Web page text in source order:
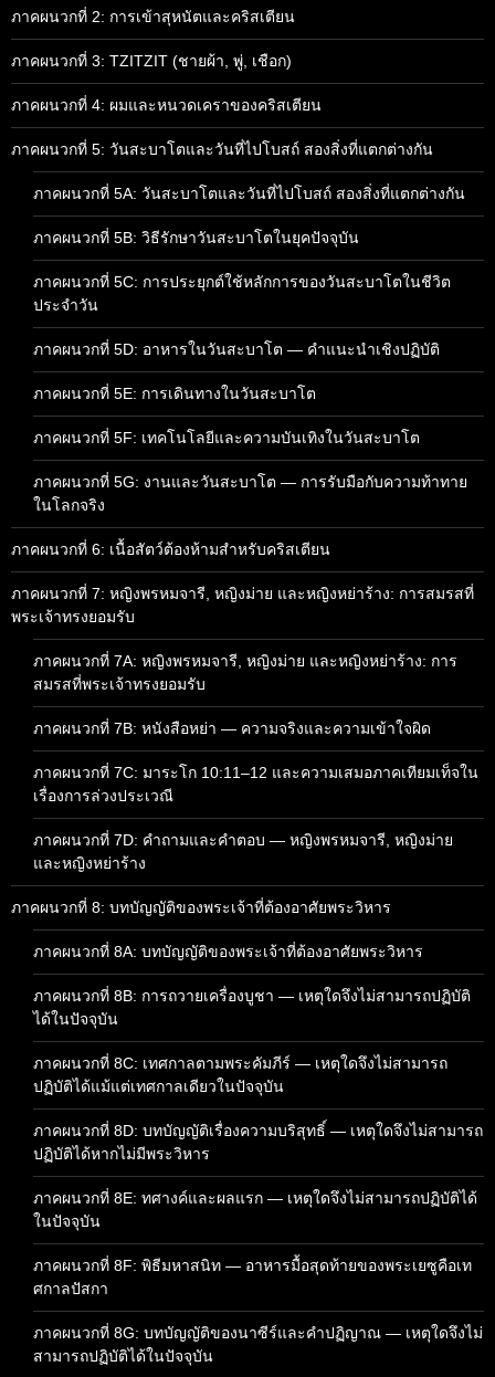
ภาคผนวกที่ 2: การเข้าสุหนัตและคริสเตียน
ภาคผนวกที่ 3: TZITZIT (ชายผ้า, พู่, เชือก)
ภาคผนวกที่ 4: ผมและหนวดเคราของคริสเตียน
ภาคผนวกที่ 5: วันสะบาโตและวันที่ไปโบสถ์ สองสิ่งที่แตกต่างกัน
ภาคผนวกที่ 5A: วันสะบาโตและวันที่ไปโบสถ์ สองสิ่งที่แตกต่างกัน
ภาคผนวกที่ 5B: วิธีรักษาวันสะบาโตในยุคปัจจุบัน
ภาคผนวกที่ 5C: การประยุกต์ใช้หลักการของวันสะบาโตในชีวิต
ประจำวัน
ภาคผนวกที่ 5D: อาหารในวันสะบาโต — คำแนะนำเชิงปฏิบัติ
ภาคผนวกที่ 5E: การเดินทางในวันสะบาโต
ภาคผนวกที่ 5F: เทคโนโลยีและความบันเทิงในวันสะบาโต
ภาคผนวกที่ 5G: งานและวันสะบาโต — การรับมือกับความท้าทาย
ในโลกจริง
ภาคผนวกที่ 6: เนื้อสัตว์ต้องห้ามสำหรับคริสเตียน
ภาคผนวกที่ 7: หญิงพรหมจารี, หญิงม่าย และหญิงหย่าร้าง: การสมรสที่
พระเจ้าทรงยอมรับ
ภาคผนวกที่ 7A: หญิงพรหมจารี, หญิงม่าย และหญิงหย่าร้าง: การ
สมรสที่พระเจ้าทรงยอมรับ
ภาคผนวกที่ 7B: หนังสือหย่า — ความจริงและความเข้าใจผิด
ภาคผนวกที่ 7C: มาระโก 10:11–12 และความเสมอภาคเทียมเท็จใน
เรื่องการล่วงประเวณี
ภาคผนวกที่ 7D: คำถามและคำตอบ — หญิงพรหมจารี, หญิงม่าย
และหญิงหย่าร้าง
ภาคผนวกที่ 8: บทบัญญัติของพระเจ้าที่ต้องอาศัยพระวิหาร
ภาคผนวกที่ 8A: บทบัญญัติของพระเจ้าที่ต้องอาศัยพระวิหาร
ภาคผนวกที่ 8B: การถวายเครื่องบูชา — เหตุใดจึงไม่สามารถปฏิบัติ
ได้ในปัจจุบัน
ภาคผนวกที่ 8C: เทศกาลตามพระคัมภีร์ — เหตุใดจึงไม่สามารถ
ปฏิบัติได้แม้แต่เทศกาลเดียวในปัจจุบัน
ภาคผนวกที่ 8D: บทบัญญัติเรื่องความบริสุทธิ์ — เหตุใดจึงไม่สามารถ
ปฏิบัติได้หากไม่มีพระวิหาร
ภาคผนวกที่ 8E: ทศางค์และผลแรก — เหตุใดจึงไม่สามารถปฏิบัติได้
ในปัจจุบัน
ภาคผนวกที่ 8F: พิธีมหาสนิท — อาหารมื้อสุดท้ายของพระเยซูคือเท
ศกาลปัสกา
ภาคผนวกที่ 8G: บทบัญญัติของนาซีร์และคำปฏิญาณ — เหตุใดจึงไม่
สามารถปฏิบัติได้ในปัจจุบัน